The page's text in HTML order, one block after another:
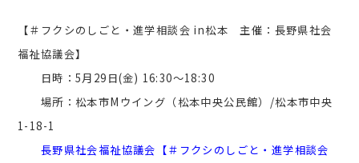
【＃フクシのしごと・進学相談会 in松本 主催：長野県社会
福祉協議会】
日時：5月29日(金) 16:30～18:30
場所：松本市Mウイング（松本中央公民館）/松本市中央
1-18-1
長野県社会福祉協議会【＃フクシのしごと・進学相談会